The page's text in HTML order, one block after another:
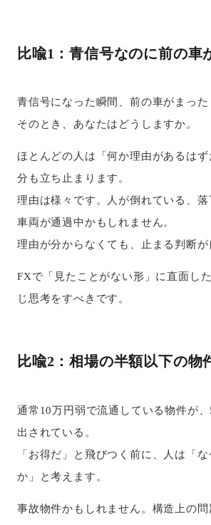
比喩1：青信号なのに前の車
青信号になった瞬間、前の車がまった
そのとき、あなたはどうしますか。
ほとんどの人は「何か理由があるはず
分も立ち止まります。
理由は様々です。人が倒れている、落
車両が通過中かもしれません。
理由が分からなくても、止まる判断が
FXで「見たことがない形」に直面し
じ思考をすべきです。
比喩2：相場の半額以下の物
通常10万円弱で流通している物件が
出されている。
「お得だ」と飛びつく前に、人は「
か」と考えます。
事故物件かもしれません。構造上の